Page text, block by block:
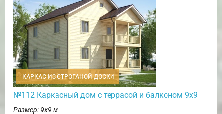
КАРКАС ИЗ СТРОГАНОЙ ДОСКИ
№112 Каркасный дом с террасой и балконом 9х9
Размер: 9х9 м